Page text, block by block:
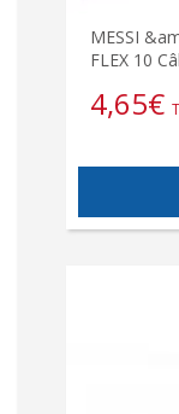
MESSI
FLEX 10
4,65€